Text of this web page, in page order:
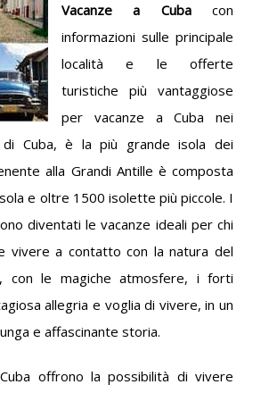
Vacanze a Cuba con
informazioni sulle principale
località e le offerte
turistiche più vantaggiose
per vacanze a Cuba nei
di Cuba, è la più grande isola dei
alla Grandi Antille è composta
e oltre 1500 isolette più piccole. I
diventati le vacanze ideali per chi
vivere a contatto con la natura del
con le magiche atmosfere, i forti
allegria e voglia di vivere, in un
e affascinante storia.
offrono la possibilità di vivere